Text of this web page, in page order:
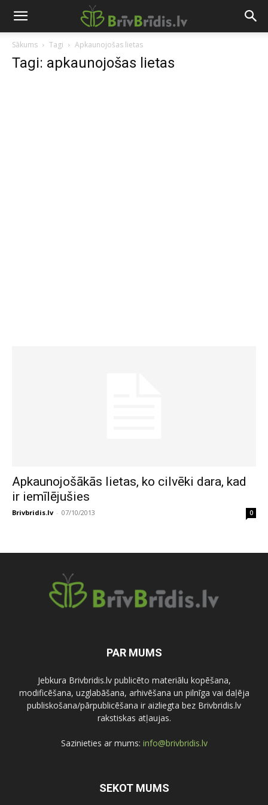
Sākums Tagi Apkaunojošas lietas
Tagi: apkaunojošas lietas
Apkaunojošākās lietas, ko cilvēki dara, kad
ir iemīlējušies
Brivbridis.lv - 07/10/2013 0
PAR MUMS
Jebkura Brivbridis.lv publicēto materiālu kopēšana,
modificēšana, uzglabāšana, arhivēšana un pilnīga vai daļēja
publiskošana/pārpublicēšana ir aizliegta bez Brivbridis.lv
rakstiskas atļaujas.
Sazinieties ar mums: info@brivbridis.lv
SEKOT MUMS